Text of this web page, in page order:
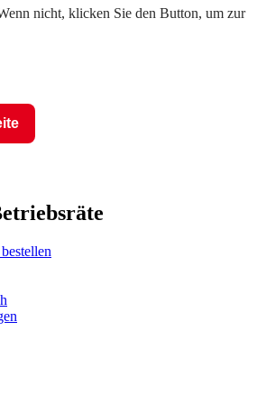
nicht, klicken Sie den Button, um zur